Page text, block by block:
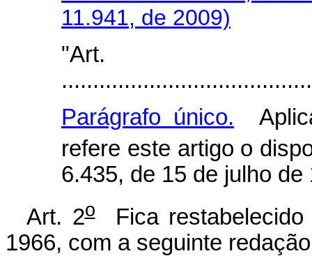
11.941, de 2009)
Parágrafo único.
refere este artigo o
6.435, de 15 de julho de
Art. 2oFica restabelecido
1966, com a seguinte